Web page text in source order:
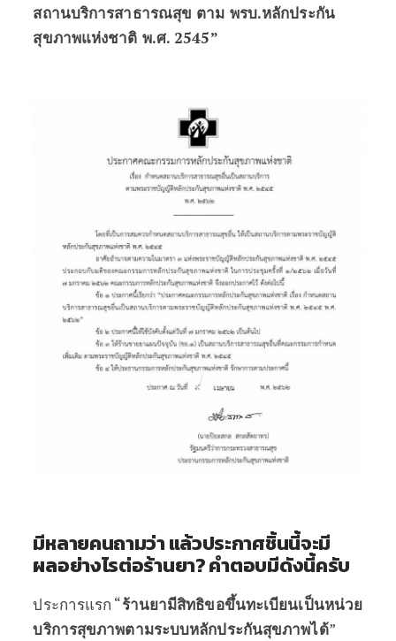
สถานบริการสาธารณสุข ตาม พรบ.หลักประกัน
สุขภาพแห่งชาติ พ.ศ. 2545”
มีหลายคนถามว่า แล้วประกาศชิ้นนี้จะมี
ผลอย่างไรต่อร้านยา? คำตอบมีดังนี้ครับ
ประการแรก “ร้านยามีสิทธิขอขึ้นทะเบียนเป็นหน่วย
บริการสุขภาพตามระบบหลักประกันสุขภาพได้”